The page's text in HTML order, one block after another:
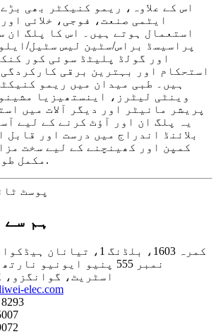
اس کے علاوہ، ریمو کنیکٹر بھی
ایٹمی صنعت، فوجی، خلائی
استعمال ہوتے ہیں۔ اس کا پلگ ان
پراسیسڈ براس/سٹین لیس سٹیل/
اور گولڈ پلیٹڈ سوئی کور
استحکام اور بہترین برقی
ہیں۔ طبی میدان میں ریمو
وینٹی لیٹرز، اینستھیزیا
پریشر مانیٹر اور دیگر آلات میں
یہ پلگ ان اور آؤٹ کرنے کے لیے
بلائنڈ اندراج میں درست اور قابل
کمپن اور کھینچنے کے لیے سخت
مکمل طور پر مظاہرہ کیا.
پوسٹ ٹائم:
ہم
کمرہ 1603، بلڈنگ 1،
نمبر 555 پنیو ایونیو
اسٹریٹ، گوانگزو،
elec.com